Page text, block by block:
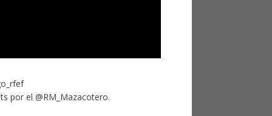
por el @RM_Mazacotero.